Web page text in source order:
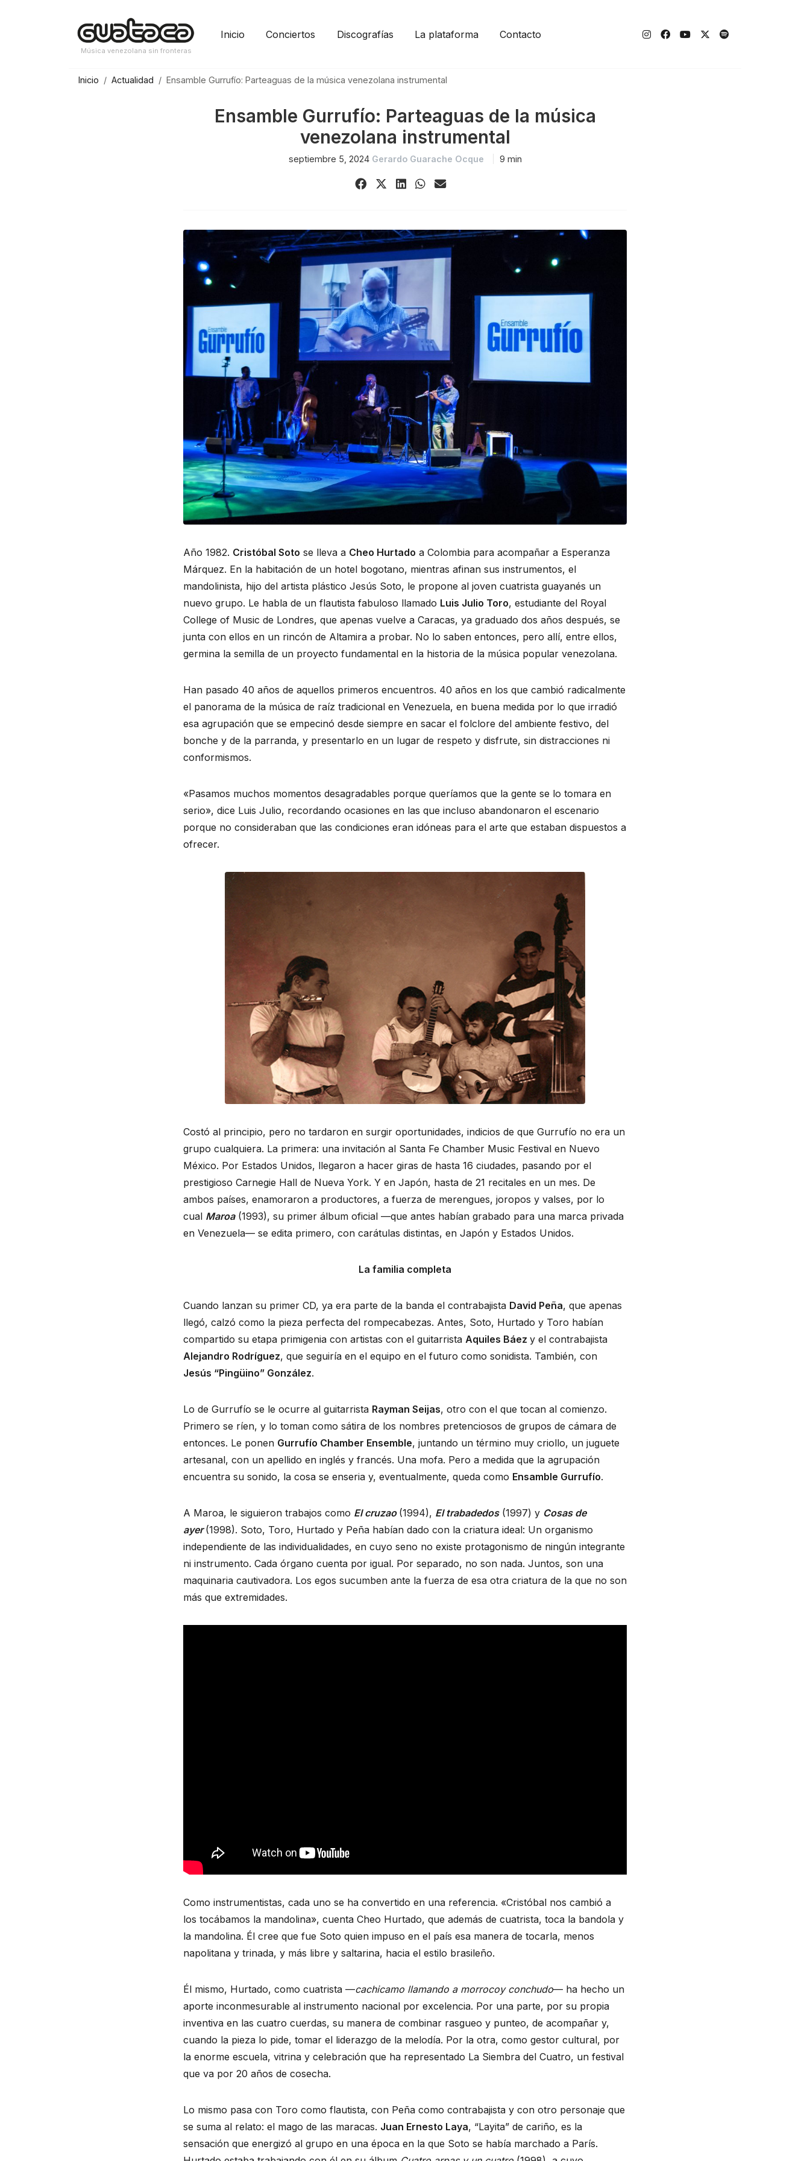
Música venezolana sin fronteras
Inicio Conciertos Discografías La plataforma Contacto
Inicio Actualidad Ensamble Gurrufío: Parteaguas de la música venezolana instrumental
Ensamble Gurrufío: Parteaguas de la música
venezolana instrumental
septiembre 5, 2024 Gerardo Guarache Ocque 9 min
Share Share
(Twitter)
ShareShareShare
Año 1982. Cristóbal Soto se lleva a Cheo Hurtado a Colombia para acompañar a Esperanza
Márquez. En la habitación de un hotel bogotano, mientras afinan sus instrumentos, el
mandolinista, hijo del artista plástico Jesús Soto, le propone al joven cuatrista guayanés un
nuevo grupo. Le habla de un flautista fabuloso llamado Luis Julio Toro, estudiante del Royal
College of Music de Londres, que apenas vuelve a Caracas, ya graduado dos años después, se
junta con ellos en un rincón de Altamira a probar. No lo saben entonces, pero allí, entre ellos,
germina la semilla de un proyecto fundamental en la historia de la música popular venezolana.
Han pasado 40 años de aquellos primeros encuentros. 40 años en los que cambió radicalmente
el panorama de la música de raíz tradicional en Venezuela, en buena medida por lo que irradió
esa agrupación que se empecinó desde siempre en sacar el folclore del ambiente festivo, del
bonche y de la parranda, y presentarlo en un lugar de respeto y disfrute, sin distracciones ni
conformismos.
«Pasamos muchos momentos desagradables porque queríamos que la gente se lo tomara en
serio», dice Luis Julio, recordando ocasiones en las que incluso abandonaron el escenario
porque no consideraban que las condiciones eran idóneas para el arte que estaban dispuestos a
ofrecer.
Costó al principio, pero no tardaron en surgir oportunidades, indicios de que Gurrufío no era un
grupo cualquiera. La primera: una invitación al Santa Fe Chamber Music Festival en Nuevo
México. Por Estados Unidos, llegaron a hacer giras de hasta 16 ciudades, pasando por el
prestigioso Carnegie Hall de Nueva York. Y en Japón, hasta de 21 recitales en un mes. De
ambos países, enamoraron a productores, a fuerza de merengues, joropos y valses, por lo
cual Maroa(1993), su primer álbum oficial —que antes habían grabado para una marca privada
en Venezuela— se edita primero, con carátulas distintas, en Japón y Estados Unidos.
La familia completa
Cuando lanzan su primer CD, ya era parte de la banda el contrabajista David Peña, que apenas
llegó, calzó como la pieza perfecta del rompecabezas. Antes, Soto, Hurtado y Toro habían
compartido su etapa primigenia con artistas con el guitarrista Aquiles Báez y el contrabajista
Alejandro Rodríguez, que seguiría en el equipo en el futuro como sonidista. También, con
Jesús “Pingüino” González.
Lo de Gurrufío se le ocurre al guitarrista Rayman Seijas, otro con el que tocan al comienzo.
Primero se ríen, y lo toman como sátira de los nombres pretenciosos de grupos de cámara de
entonces. Le ponen Gurrufío Chamber Ensemble, juntando un término muy criollo, un juguete
artesanal, con un apellido en inglés y francés. Una mofa. Pero a medida que la agrupación
encuentra su sonido, la cosa se enseria y, eventualmente, queda como Ensamble Gurrufío.
A Maroa, le siguieron trabajos como El cruzao (1994), El trabadedos (1997) y Cosas de
ayer(1998). Soto, Toro, Hurtado y Peña habían dado con la criatura ideal: Un organismo
independiente de las individualidades, en cuyo seno no existe protagonismo de ningún integrante
ni instrumento. Cada órgano cuenta por igual. Por separado, no son nada. Juntos, son una
maquinaria cautivadora. Los egos sucumben ante la fuerza de esa otra criatura de la que no son
más que extremidades.
Como instrumentistas, cada uno se ha convertido en una referencia. «Cristóbal nos cambió a
los tocábamos la mandolina», cuenta Cheo Hurtado, que además de cuatrista, toca la bandola y
la mandolina. Él cree que fue Soto quien impuso en el país esa manera de tocarla, menos
napolitana y trinada, y más libre y saltarina, hacia el estilo brasileño.
Él mismo, Hurtado, como cuatrista —cachicamo llamando a morrocoy conchudo— ha hecho un
aporte inconmesurable al instrumento nacional por excelencia. Por una parte, por su propia
inventiva en las cuatro cuerdas, su manera de combinar rasgueo y punteo, de acompañar y,
cuando la pieza lo pide, tomar el liderazgo de la melodía. Por la otra, como gestor cultural, por
la enorme escuela, vitrina y celebración que ha representado La Siembra del Cuatro, un festival
que va por 20 años de cosecha.
Lo mismo pasa con Toro como flautista, con Peña como contrabajista y con otro personaje que
se suma al relato: el mago de las maracas. Juan Ernesto Laya, “Layita” de cariño, es la
sensación que energizó al grupo en una época en la que Soto se había marchado a París.